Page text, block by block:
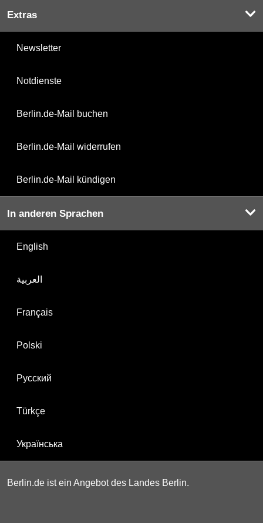
Extras
Newsletter
Notdienste
Berlin.de-Mail buchen
Berlin.de-Mail widerrufen
Berlin.de-Mail kündigen
In anderen Sprachen
English
العربية
Français
Polski
Русский
Türkçe
Українська
Berlin.de ist ein Angebot des Landes Berlin.